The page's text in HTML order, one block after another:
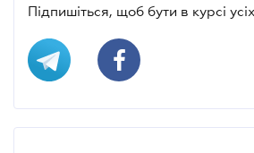
Підпишіться, щоб бути в курсі